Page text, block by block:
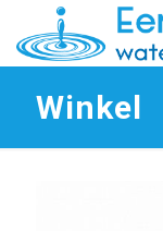
Winkel